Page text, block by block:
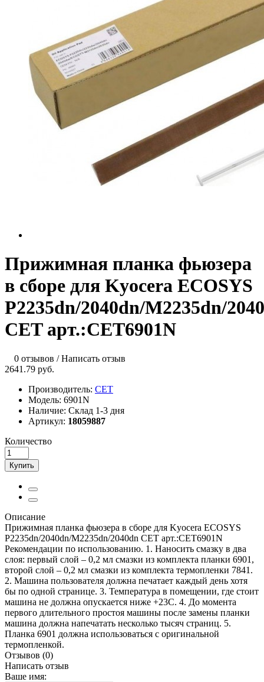
Прижимная планка фьюзера
в сборе для Kyocera ECOSYS
P2235dn/2040dn/M2235dn/
CET арт.:CET6901N
0 отзывов /Написать отзыв
2641.79 руб.
Производитель: CET
Модель: 6901N
Наличие: Склад 1-3 дня
Артикул: 18059887
Количество
Купить
Описание
Прижимная планка фьюзера в сборе для Kyocera ECOSYS
P2235dn/2040dn/M2235dn/2040dn CET арт.:CET6901N
Рекомендации по использованию. 1. Наносить смазку в два
слоя: первый слой – 0,2 мл смазки из комплекта планки 6901,
второй слой – 0,2 мл смазки из комплекта термопленки 7841.
2. Машина пользователя должна печатает каждый день хотя
бы по одной странице. 3. Температура в помещении, где стоит
машина не должна опускается ниже +23С. 4. До момента
первого длительного простоя машины после замены планки
машина должна напечатать несколько тысяч страниц. 5.
Планка 6901 должна использоваться с оригинальной
термопленкой.
Отзывов (0)
Написать отзыв
Ваше имя: